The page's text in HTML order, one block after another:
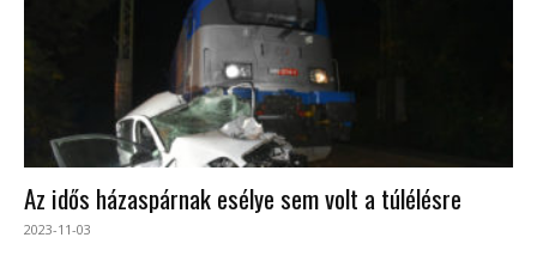
Az idős házaspárnak esélye sem volt a túlélésre
2023-11-03